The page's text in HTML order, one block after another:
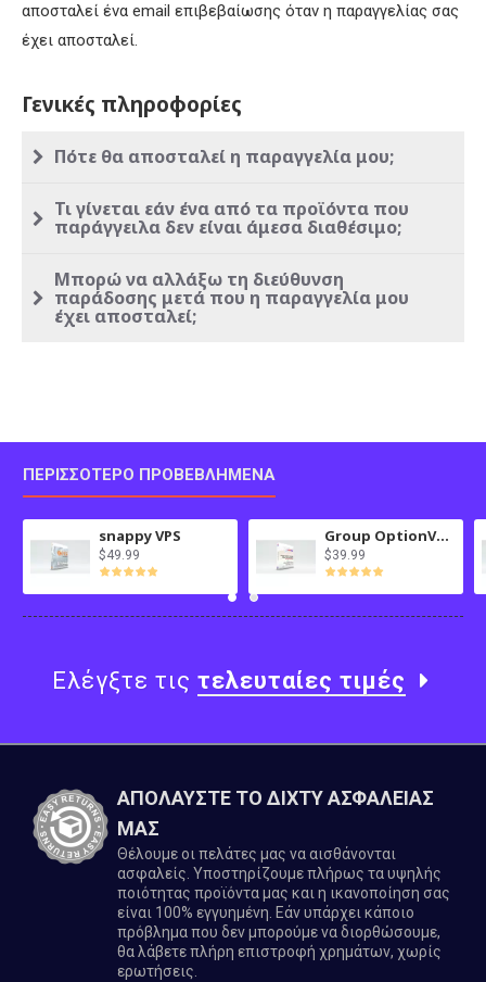
αποσταλεί ένα email επιβεβαίωσης όταν η παραγγελίας σας
έχει αποσταλεί.
Γενικές πληροφορίες
Πότε θα αποσταλεί η παραγγελία μου;
Τι γίνεται εάν ένα από τα προϊόντα που
παράγγειλα δεν είναι άμεσα διαθέσιμο;
Μπορώ να αλλάξω τη διεύθυνση
παράδοσης μετά που η παραγγελία μου
έχει αποσταλεί;
ΠΕΡΙΣΣΌΤΕΡΟ ΠΡΟΒΕΒΛΗΜΈΝΑ
snappy VPS
$49.99
Group OptionValues Filter/ColorDial for Journal 3x OC 3.x
$39.99
Ελέγξτε τιςτελευταίες τιμές
ΑΠΟΛΑΥΣΤΕ ΤΟ ΔΙΧΤΥ ΑΣΦΑΛΕΙΑΣ
ΜΑΣ
Θέλουμε οι πελάτες μας να αισθάνονται
ασφαλείς. Υποστηρίζουμε πλήρως τα υψηλής
ποιότητας προϊόντα μας και η ικανοποίηση σας
είναι 100% εγγυημένη. Εάν υπάρχει κάποιο
πρόβλημα που δεν μπορούμε να διορθώσουμε,
θα λάβετε πλήρη επιστροφή χρημάτων, χωρίς
ερωτήσεις.